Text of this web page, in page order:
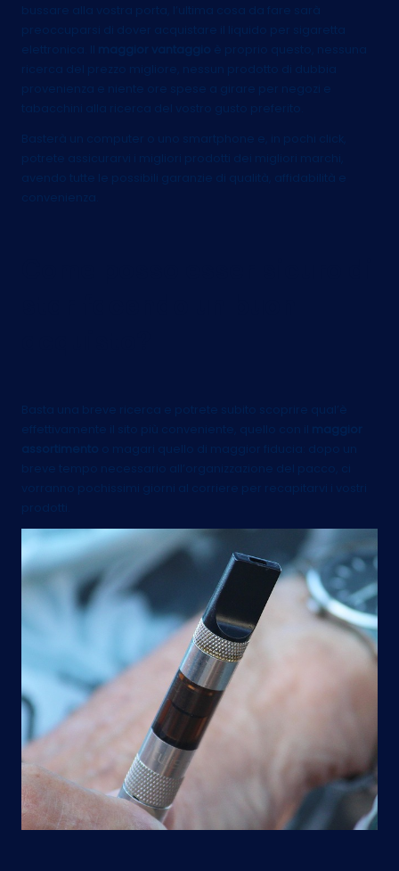
bussare alla vostra porta, l’ultima cosa da fare sarà
preoccuparsi di dover acquistare il liquido per sigaretta
elettronica. Il
maggior vantaggio
è proprio questo, nessuna
ricerca del prezzo migliore, nessun prodotto di dubbia
provenienza e niente ore spese a girare per negozi e
tabacchini alla ricerca del vostro gusto preferito.
Basterà un computer o uno smartphone e, in pochi click,
potrete assicurarvi i migliori prodotti dei migliori marchi,
avendo tutte le possibili garanzie di qualità, affidabilità e
convenienza.
Basta una breve ricerca e potrete subito scoprire qual’è
effettivamente il sito più conveniente, quello con il
maggior
assortimento
o magari quello di maggior fiducia: dopo un
breve tempo necessario all’organizzazione del pacco, ci
vorranno pochissimi giorni al corriere per recapitarvi i vostri
prodotti.